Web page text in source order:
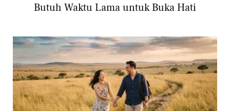
Butuh Waktu Lama untuk Buka Hati